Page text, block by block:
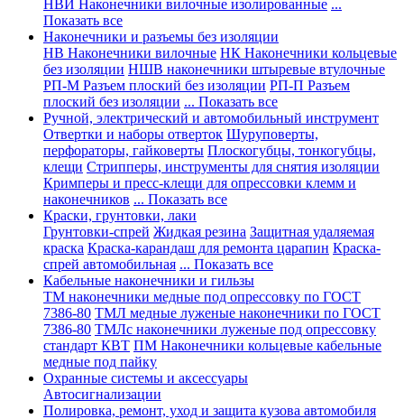
НВИ Наконечники вилочные изолированные ...
Показать все
Наконечники и разъемы без изоляции
НВ Наконечники вилочные НК Наконечники кольцевые
без изоляции НШВ наконечники штыревые втулочные
РП-М Разъем плоский без изоляции РП-П Разъем
плоский без изоляции ... Показать все
Ручной, электрический и автомобильный инструмент
Отвертки и наборы отверток Шуруповерты,
перфораторы, гайковерты Плоскогубцы, тонкогубцы,
клещи Стрипперы, инструменты для снятия изоляции
Кримперы и пресс-клещи для опрессовки клемм и
наконечников ... Показать все
Краски, грунтовки, лаки
Грунтовки-спрей Жидкая резина Защитная удаляемая
краска Краска-карандаш для ремонта царапин Краска-
спрей автомобильная ... Показать все
Кабельные наконечники и гильзы
ТМ наконечники медные под опрессовку по ГОСТ
7386-80 ТМЛ медные луженые наконечники по ГОСТ
7386-80 ТМЛс наконечники луженые под опрессовку
стандарт КВТ ПМ Наконечники кольцевые кабельные
медные под пайку
Охранные системы и аксессуары
Автосигнализации
Полировка, ремонт, уход и защита кузова автомобиля